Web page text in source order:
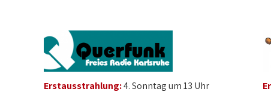
Erstausstrahlung:4. Sonntag um 13 Uhr